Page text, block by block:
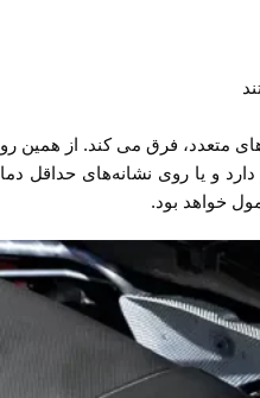
متعدد، فرق می کند. از همین رو
و یا روی نشانه‌های حداقل دما
خواهد بود.